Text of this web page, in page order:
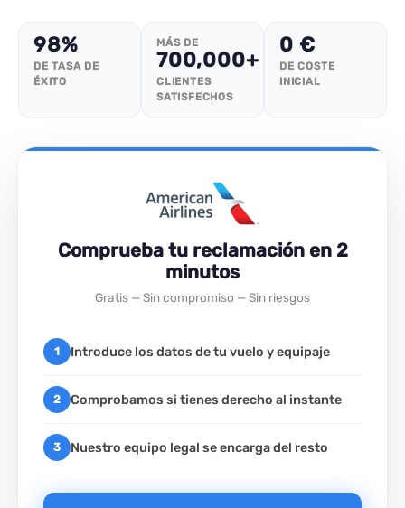
98%
DE TASA DE
ÉXITO
MÁS DE
700,000+
CLIENTES
SATISFECHOS
0 €
DE COSTE
INICIAL
Comprueba tu reclamación en 2
minutos
Gratis — Sin compromiso — Sin riesgos
1 Introduce los datos de tu vuelo y equipaje
2 Comprobamos si tienes derecho al instante
3 Nuestro equipo legal se encarga del resto